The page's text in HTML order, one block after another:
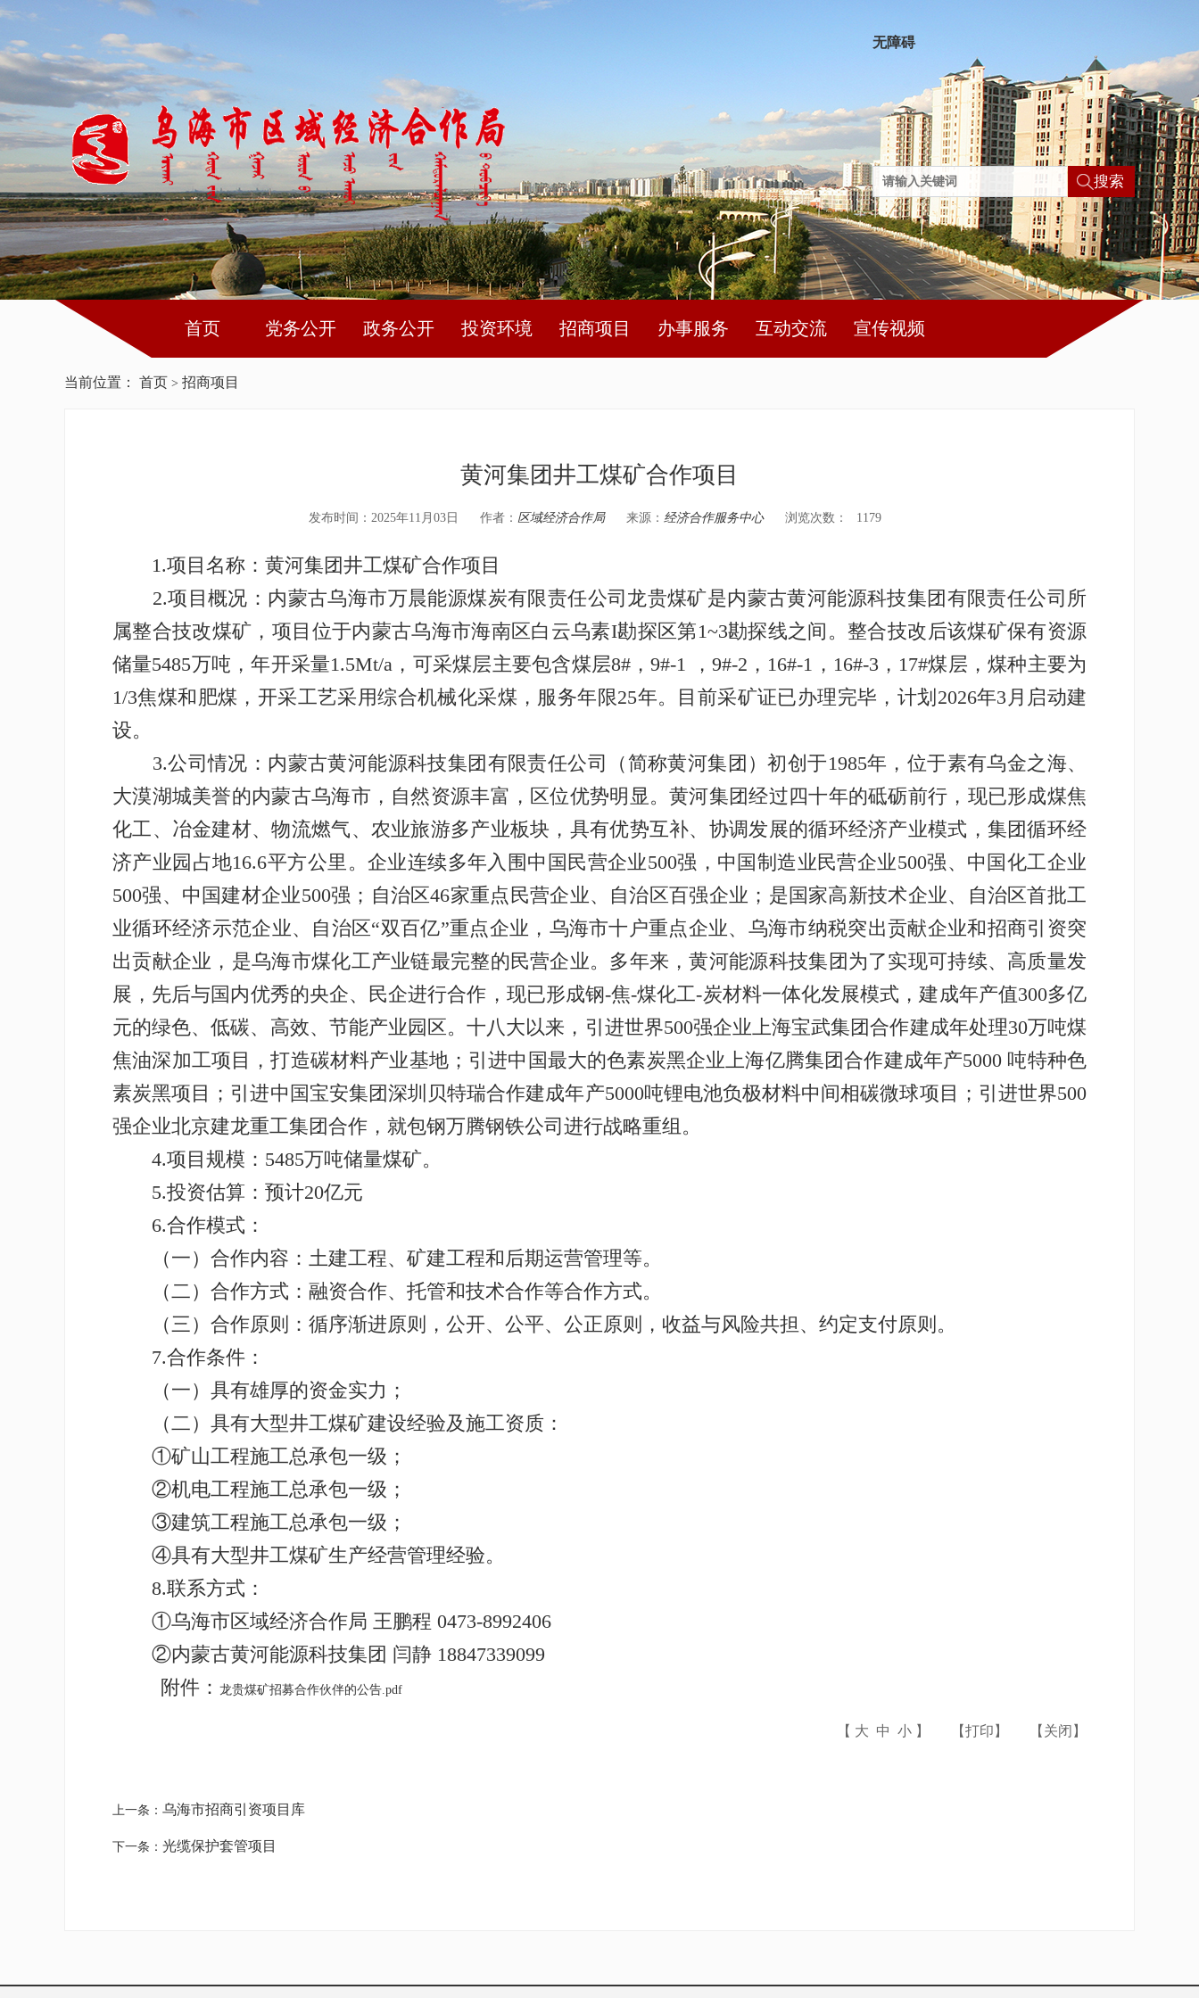
无障碍
搜索
首页 党务公开 政务公开 投资环境 招商项目 办事服务 互动交流 宣传视频
当前位置： 首页 > 招商项目
黄河集团井工煤矿合作项目
发布时间：2025年11月03日 作者： 区域经济合作局 来源： 经济合作服务中心 浏览次数： 1179
1.项目名称：黄河集团井工煤矿合作项目
2.项目概况：内蒙古乌海市万晨能源煤炭有限责任公司龙贵煤矿是内蒙古黄河能源科技集团有限责任公司所
属整合技改煤矿，项目位于内蒙古乌海市海南区白云乌素I勘探区第1~3勘探线之间。整合技改后该煤矿保有资源
储量5485万吨，年开采量1.5Mt/a，可采煤层主要包含煤层8#，9#-1 ，9#-2，16#-1，16#-3，17#煤层，煤种主要为
1/3焦煤和肥煤，开采工艺采用综合机械化采煤，服务年限25年。目前采矿证已办理完毕，计划2026年3月启动建
设。
3.公司情况：内蒙古黄河能源科技集团有限责任公司（简称黄河集团）初创于1985年，位于素有乌金之海、
大漠湖城美誉的内蒙古乌海市，自然资源丰富，区位优势明显。黄河集团经过四十年的砥砺前行，现已形成煤焦
化工、冶金建材、物流燃气、农业旅游多产业板块，具有优势互补、协调发展的循环经济产业模式，集团循环经
济产业园占地16.6平方公里。企业连续多年入围中国民营企业500强，中国制造业民营企业500强、中国化工企业
500强、中国建材企业500强；自治区46家重点民营企业、自治区百强企业；是国家高新技术企业、自治区首批工
业循环经济示范企业、自治区“双百亿”重点企业，乌海市十户重点企业、乌海市纳税突出贡献企业和招商引资突
出贡献企业，是乌海市煤化工产业链最完整的民营企业。多年来，黄河能源科技集团为了实现可持续、高质量发
展，先后与国内优秀的央企、民企进行合作，现已形成钢-焦-煤化工-炭材料一体化发展模式，建成年产值300多亿
元的绿色、低碳、高效、节能产业园区。十八大以来，引进世界500强企业上海宝武集团合作建成年处理30万吨煤
焦油深加工项目，打造碳材料产业基地；引进中国最大的色素炭黑企业上海亿腾集团合作建成年产5000 吨特种色
素炭黑项目；引进中国宝安集团深圳贝特瑞合作建成年产5000吨锂电池负极材料中间相碳微球项目；引进世界500
强企业北京建龙重工集团合作，就包钢万腾钢铁公司进行战略重组。
4.项目规模：5485万吨储量煤矿。
5.投资估算：预计20亿元
6.合作模式：
（一）合作内容：土建工程、矿建工程和后期运营管理等。
（二）合作方式：融资合作、托管和技术合作等合作方式。
（三）合作原则：循序渐进原则，公开、公平、公正原则，收益与风险共担、约定支付原则。
7.合作条件：
（一）具有雄厚的资金实力；
（二）具有大型井工煤矿建设经验及施工资质：
①矿山工程施工总承包一级；
②机电工程施工总承包一级；
③建筑工程施工总承包一级；
④具有大型井工煤矿生产经营管理经验。
8.联系方式：
①乌海市区域经济合作局 王鹏程 0473-8992406
②内蒙古黄河能源科技集团 闫静 18847339099
附件： 龙贵煤矿招募合作伙伴的公告.pdf
【 大 中 小 】 【打印 】 【 关闭 】
上一条： 乌海市招商引资项目库
下一条： 光缆保护套管项目